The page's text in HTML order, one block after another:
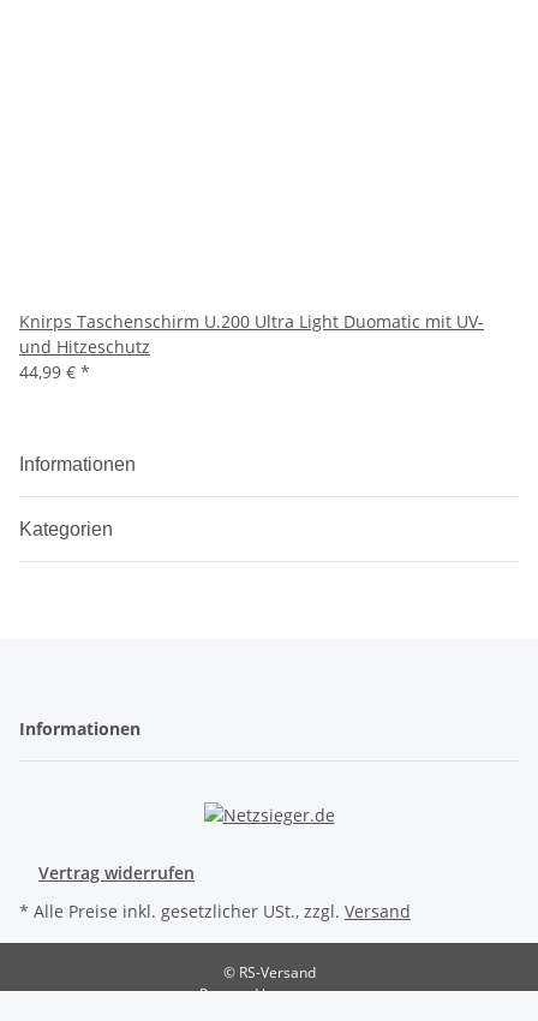
Knirps Taschenschirm U.200 Ultra Light Duomatic mit UV-
und Hitzeschutz
44,99 € *
Informationen
Kategorien
Informationen
Vertrag widerrufen
* Alle Preise inkl. gesetzlicher USt., zzgl. Versand
© RS-Versand
Powered byJTL-Shop